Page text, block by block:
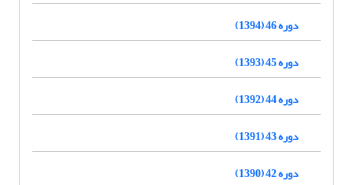
دوره 46 (1394)
دوره 45 (1393)
دوره 44 (1392)
دوره 43 (1391)
دوره 42 (1390)